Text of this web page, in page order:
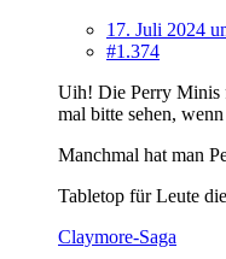
17. Juli 2024
#1.374
Uih! Die Perry Minis
mal bitte sehen,
Manchmal hat man
Tabletop für Leute
Claymore-Saga